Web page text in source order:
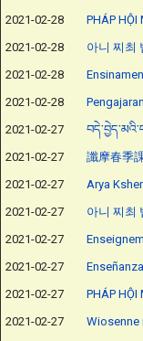
2021-02-28
PHÁP HỘI
2021-02-28
아니 찌최
2021-02-28
2021-02-28
2021-02-27
2021-02-27
讖摩春季
2021-02-27
Arya
2021-02-27
아니 찌최
2021-02-27
2021-02-27
2021-02-27
PHÁP HỘI
2021-02-27
Wiosenne